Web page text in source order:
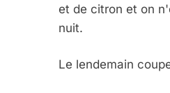
et de citron et on
nuit.
Le lendemain